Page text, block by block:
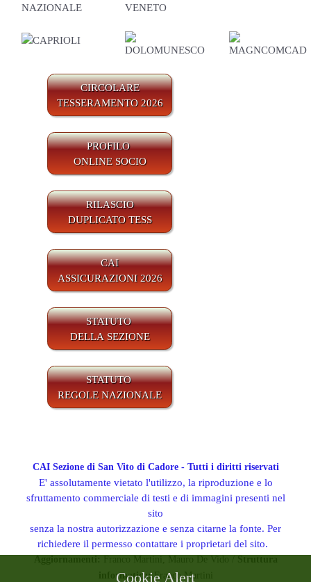
CIRCOLARE
TESSERAMENTO 2026
PROFILO
ONLINE SOCIO
RILASCIO
DUPLICATO TESS
CAI
ASSICURAZIONI 2026
STATUTO
DELLA SEZIONE
STATUTO
REGOLE NAZIONALE
CAI Sezione di San Vito di Cadore - Tutti i diritti riservati
E' assolutamente vietato l'utilizzo, la riproduzione e lo
sfruttamento commerciale di testi e di immagini presenti nel
sito
senza la nostra autorizzazione e senza citarne la fonte. Per
richiedere il permesso contattare i proprietari del sito.
informatica:Franco Martini
Cookie Alert